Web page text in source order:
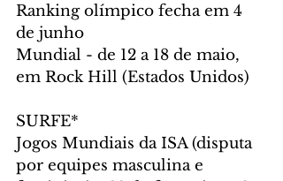
Ranking olímpico fecha em 4
de junho
Mundial - de 12 a 18 de maio,
em Rock Hill (Estados Unidos)
SURFE*
Jogos Mundiais da ISA (disputa
por equipes masculina e